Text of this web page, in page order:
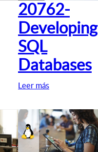
20762-
Developing
SQL
Databases
Leer más